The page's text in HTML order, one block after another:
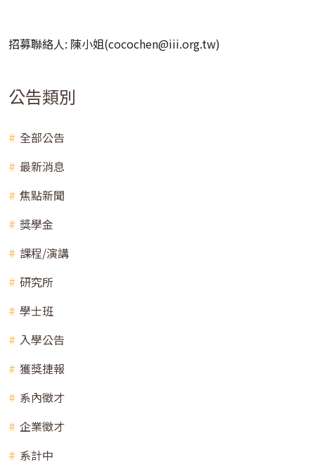
招募聯絡人: 陳小姐(cocochen@iii.org.tw)
公告類別
全部公告
最新消息
焦點新聞
獎學金
課程/演講
研究所
學士班
入學公告
獲獎捷報
系內徵才
企業徵才
系計中